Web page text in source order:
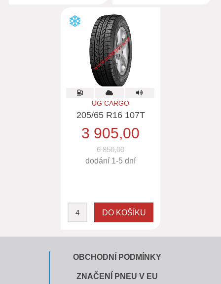
UG CARGO
205/65 R16 107T
3 905,00
6 850,00
dodání 1-5 dní
OBCHODNÍ PODMÍNKY
ZNAČENÍ PNEU V EU